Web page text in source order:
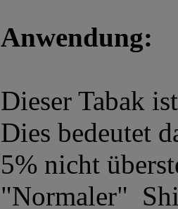
Anwendung:
Dieser Tabak
Dies bedeutet
5% nicht
"Normaler"